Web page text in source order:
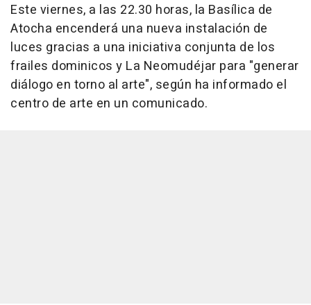
Este viernes, a las 22.30 horas, la Basílica de
Atocha encenderá una nueva instalación de
luces gracias a una iniciativa conjunta de los
frailes dominicos y La Neomudéjar para "generar
diálogo en torno al arte", según ha informado el
centro de arte en un comunicado.